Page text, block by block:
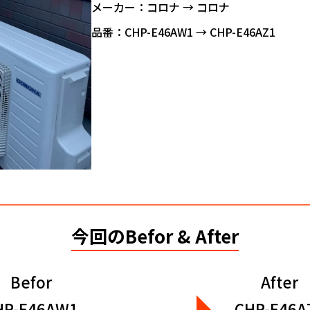
メーカー：コロナ → コロナ
品番：CHP-E46AW1 → CHP-E46AZ1
今回のBefor & After
Befor
After